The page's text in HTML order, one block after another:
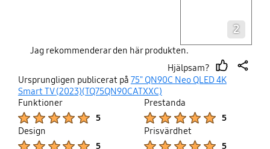
2
Jag rekommenderar den här produkten.
Hjälpsam?
thumb
Ursprungligen publicerat på 75" QN90C Neo QLED 4K
Smart TV (2023)(TQ75QN90CATXXC)
Funktioner
5
Prestanda
5
Design
5
Prisvärdhet
5